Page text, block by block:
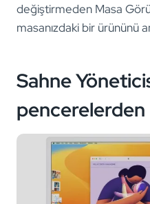
değiştirmeden Masa
masanızdaki bir ürününü
Sahne